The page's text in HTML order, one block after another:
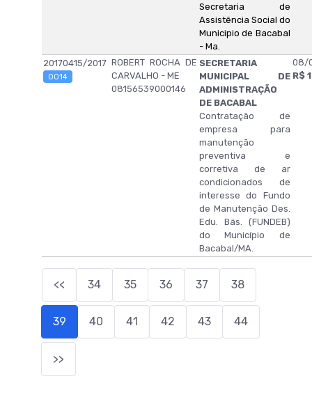
Secretaria de
Assistência Social do
Municipio de Bacabal
- Ma.
20170415/2017
0014
ROBERT ROCHA DE
CARVALHO - ME
08156539000146
SECRETARIA
MUNICIPAL DE
ADMINISTRAÇÃO
DE BACABAL
Contratação de
empresa para
manutenção
preventiva e
corretiva de ar
condicionados de
interesse do Fundo
de Manutenção Des.
Edu. Bás. (FUNDEB)
do Município de
Bacabal/MA.
08/
R$
<< 34 35 36 37 38
39 40 41 42 43 44
>>